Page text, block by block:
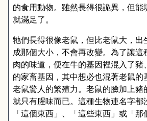
的食用動物。雖然長得很詭異，但能
就滿足了。
牠們長得很像老鼠，但比老鼠大，出
成那個大小，不會再改變。為了讓這
肉的味道，便在牛的基因裡混入了豬
的家畜基因，其中想必也混著老鼠的
老鼠驚人的繁殖力。老鼠的臉加上豬
就只有腥味而已。這種生物連名字都
「這個東西」、「這些東西」或「